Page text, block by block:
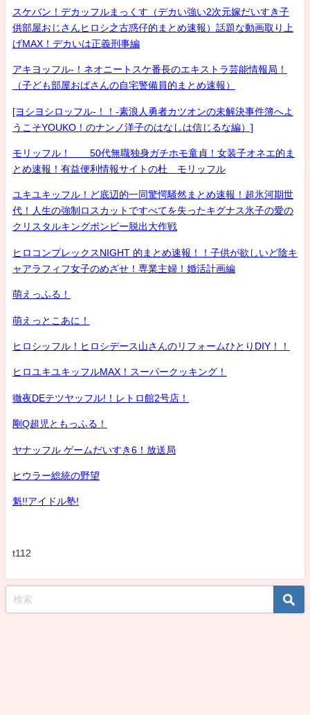
スケバン！デカッフルまっくす（デカい強い2次元嫁だいすき子
供部屋おじさんヒロシ之古惑仔的まとめ速報）話題な動画取り上
げMAX！デカいは正義刑事編
アキヨッフル-！ネオニートスケ番長のエキストラ芸能情報局！
（子ども部屋おばさんの自宅警備員的まとめ速報）
[ヨシヨシロッフル-！！-素浪人勇者カツオンの未解決事件簿へよ
うこそYOUKO！のナンノ洋子のはなしは信じるな編）]
モリッフル！ 50代無職独身ガチホモ童貞！女装子オネエ的ま
とめ速報！有益便利情報サイトの杜 モリッフル
ユキユキッフル！ど底辺的一同驚愕騒然まとめ速報！超氷河期世
代！人生の強制ロスカットですべてを失ったキグナス氷子の愛の
クリスタルキングボンビー脱出大作戦
ヒロコンプレックスNIGHT 的まとめ速報！！子供が欲しいど陰キ
ャアラフィフ女子のめざせ！専業主婦！婚活計画編
萌えっふる！
萌えっとこあに！
ヒロシッフル！ヒロシデース山さんのリフォームひとりDIY！！
ヒロユキユキッフルMAX！スーパークッキング！
徹夜DEテツヤッフル!！レトロ館2号店！
剛Q超児ともっふる！
ヤナッフル ゲームだいすき6！放送局
ヒウラー総統の野望
魁!!アイドル塾!
t112